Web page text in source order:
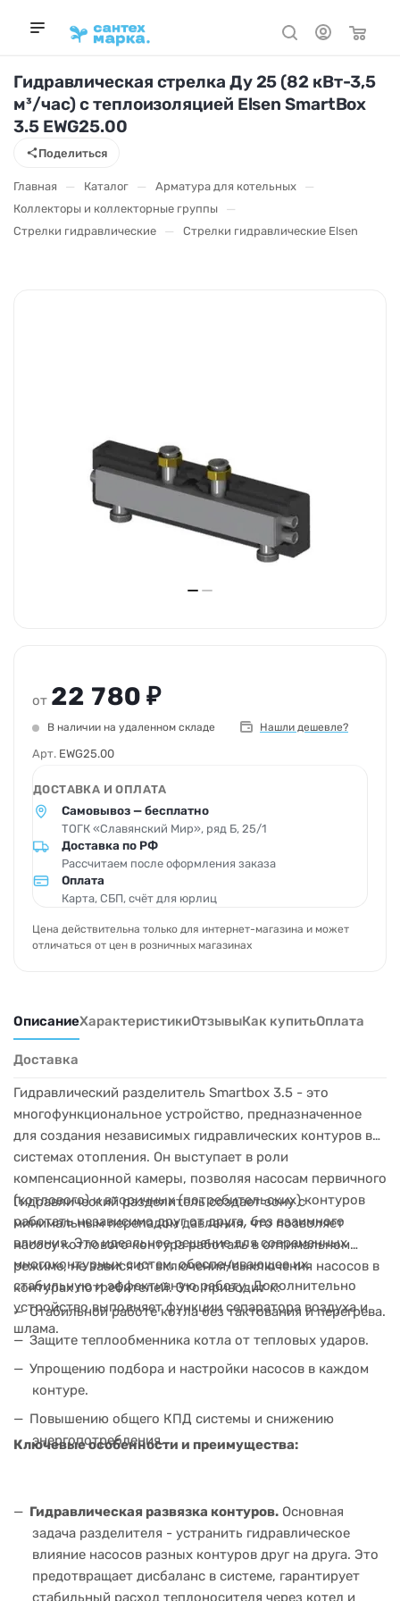
Поделиться
Гидравлическая стрелка Ду 25 (82 кВт-3,5
м³/час) с теплоизоляцией Elsen SmartBox
3.5 EWG25.00
Главная — Каталог — Арматура для котельных —
Коллекторы и коллекторные группы —
Стрелки гидравлические — Стрелки гидравлические Elsen
от 22 780 ₽
В наличии на удаленном складе Нашли дешевле?
Арт. EWG25.00
ДОСТАВКА И ОПЛАТА
Самовывоз — бесплатно
ТОГК «Славянский Мир», ряд Б, 25/1
Доставка по РФ
Рассчитаем после оформления заказа
Оплата
Карта, СБП, счёт для юрлиц
Цена действительна только для интернет-магазина и может
отличаться от цен в розничных магазинах
ОписаниеХарактеристикиОтзывыКак купитьОплата
Доставка
Гидравлический разделитель Smartbox 3.5 - это
многофункциональное устройство, предназначенное
для создания независимых гидравлических контуров в
системах отопления. Он выступает в роли
компенсационной камеры, позволяя насосам первичного
(котлового) и вторичных (потребительских) контуров
работать независимо друг от друга, без взаимного
влияния. Это идеальное решение для современных
многоконтурных систем, обеспечивающее их
стабильную и эффективную работу. Дополнительно
устройство выполняет функции сепаратора воздуха и
шлама.
Гидравлический разделитель создает зону с
минимальным перепадом давления, что позволяет
насосу котлового контура работать в оптимальном
режиме, не завися от включения/выключения насосов в
контурах потребителей. Это приводит к:
Стабильной работе котла без тактования и перегрева.
Защите теплообменника котла от тепловых ударов.
Упрощению подбора и настройки насосов в каждом
контуре.
Повышению общего КПД системы и снижению
энергопотребления.
Ключевые особенности и преимущества:
Гидравлическая развязка контуров. Основная
задача разделителя - устранить гидравлическое
влияние насосов разных контуров друг на друга. Это
предотвращает дисбаланс в системе, гарантирует
стабильный расход теплоносителя через котел и